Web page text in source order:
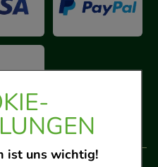
ist uns wichtig!